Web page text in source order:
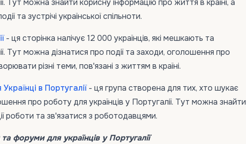
Тут можна знайти корисну інформацію про життя в країні, а
та зустрічі української спільноти.
- ця сторінка налічує 12 000 українців, які мешкають та
Тут можна дізнатися про події та заходи, оголошення про
різні теми, пов'язані з життям в країні.
в Португалії- ця група створена для тих, хто шукає
про роботу для українців у Португалії. Тут можна знайти
роботи та зв'язатися з роботодавцями.
форуми для українців у Португалії